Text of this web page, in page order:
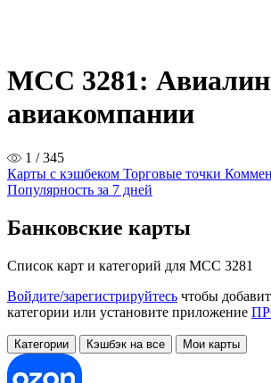
MCC 3281:
авиакомпании
1 / 345
Карты с кэшбеком Торговые точки
Популярность за 7 дней
Банковские карты
Список карт и категорий для MCC 3281
Войдите/зарегистрируйтесь чтобы
категории или установите приложение
Категории Кэшбэк на все Мои карты